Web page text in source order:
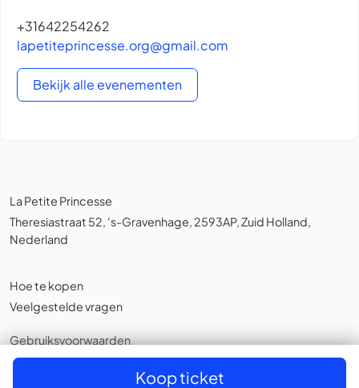
Koop ticket
+31642254262
lapetiteprincesse.org@gmail.com
Bekijk alle evenementen
La Petite Princesse
Theresiastraat 52, 's-Gravenhage, 2593AP, Zuid Holland,
Nederland
Hoe te kopen
Veelgestelde vragen
Gebruiksvoorwaarden
Privacybeleid,Cookies